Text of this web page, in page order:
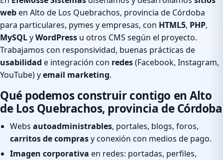
weben Alto de Los Quebrachos, provincia de Córdoba
para particulares, pymes y empresas, con HTML5, PHP,
MySQLyWordPress u otros CMS según el proyecto.
Trabajamos con responsividad, buenas prácticas de
usabilidad e integración con redes(Facebook, Instagram,
YouTube) yemail marketing.
Qué podemos construir contigo en Alto
de Los Quebrachos, provincia de Córdoba
Webs autoadministrables, portales, blogs, foros,
carritos de comprasy conexión con medios de pago.
Imagen corporativa en redes: portadas, perfiles,